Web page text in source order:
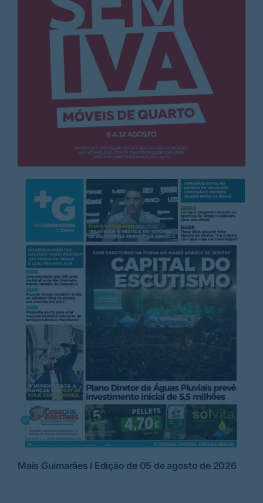
Mais Guimarães I Edição de 05 de agosto de 2026